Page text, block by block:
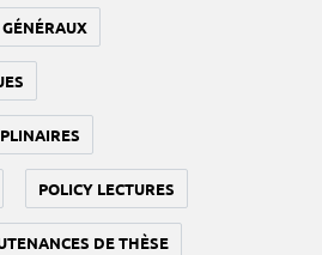
POLICY LECTURES
DE THÈSE